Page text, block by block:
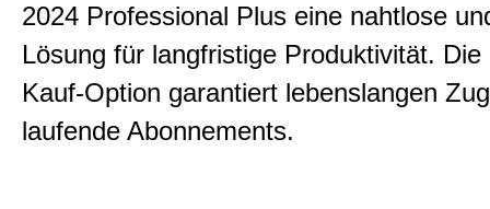
2024 Professional Plus eine nahtlose
Lösung für langfristige Produktivität. Die
Kauf-Option garantiert lebenslangen
laufende Abonnements.